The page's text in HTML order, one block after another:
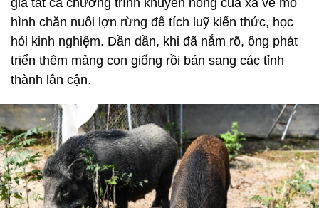
hình chăn nuôi lợn rừng để tích luỹ kiến thức, học
hỏi kinh nghiệm. Dần dần, khi đã nắm rõ, ông phát
triển thêm mảng con giống rồi bán sang các tỉnh
thành lân cận.